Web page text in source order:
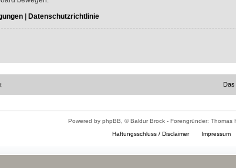
| Datenschutzrichtlinie
Das
Powered by phpBB, © Baldur Brock - Forengründer: Thomas
Haftungsschluss / Disclaimer
Impressum